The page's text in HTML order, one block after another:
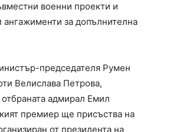
военни проекти и
ангажименти за допълнителна
председателя Румен
Велислава Петрова,
адмирал Емил
премиер ще присъства на
от президента на